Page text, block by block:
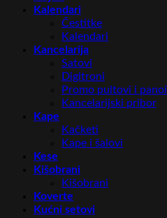
Kalendari
Čestitke
Kalendari
Kancelarija
Satovi
Digitroni
Promo pultovi i panoi
Kancelarijski pribor
Kape
Kačketi
Kape i šalovi
Kese
Kišobrani
Kišobrani
Koverte
Kućni setovi